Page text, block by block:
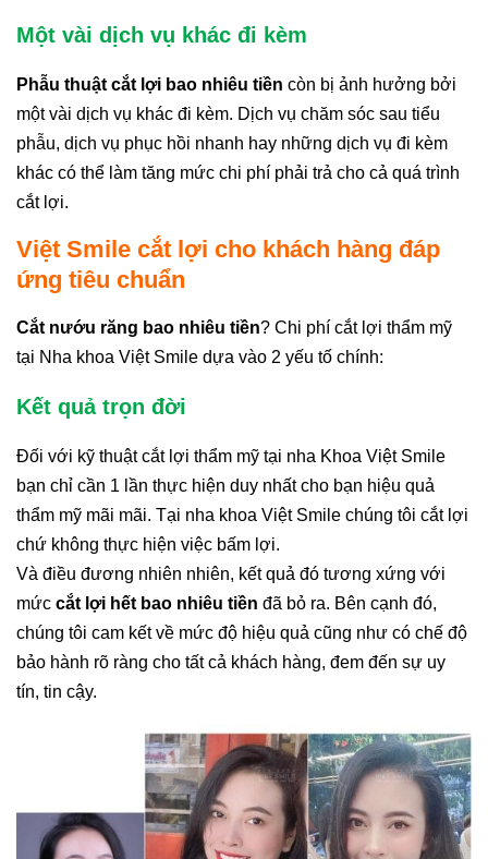
Một vài dịch vụ khác đi kèm
Phẫu thuật cắt lợi bao nhiêu tiền còn bị ảnh hưởng bởi
một vài dịch vụ khác đi kèm. Dịch vụ chăm sóc sau tiểu
phẫu, dịch vụ phục hồi nhanh hay những dịch vụ đi kèm
khác có thể làm tăng mức chi phí phải trả cho cả quá trình
cắt lợi.
Việt Smile cắt lợi cho khách hàng đáp
ứng tiêu chuẩn
Cắt nướu răng bao nhiêu tiền? Chi phí cắt lợi thẩm mỹ
tại Nha khoa Việt Smile dựa vào 2 yếu tố chính:
Kết quả trọn đời
Đối với kỹ thuật cắt lợi thẩm mỹ tại nha Khoa Việt Smile
bạn chỉ cần 1 lần thực hiện duy nhất cho bạn hiệu quả
thẩm mỹ mãi mãi. Tại nha khoa Việt Smile chúng tôi cắt lợi
chứ không thực hiện việc bấm lợi.
Và điều đương nhiên nhiên, kết quả đó tương xứng với
mức cắt lợi hết bao nhiêu tiền đã bỏ ra. Bên cạnh đó,
chúng tôi cam kết về mức độ hiệu quả cũng như có chế độ
bảo hành rõ ràng cho tất cả khách hàng, đem đến sự uy
tín, tin cậy.